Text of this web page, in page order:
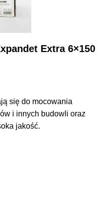
Extra 6×150
się do mocowania
i innych budowli oraz
jakość.